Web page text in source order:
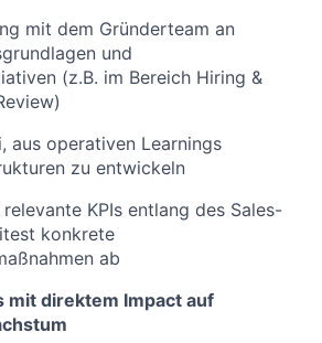
mit dem Gründerteam an
und
(z.B. im Bereich Hiring &
aus operativen Learnings
zu entwickeln
KPIs entlang des Sales-
konkrete
ab
mit direktem Impact auf